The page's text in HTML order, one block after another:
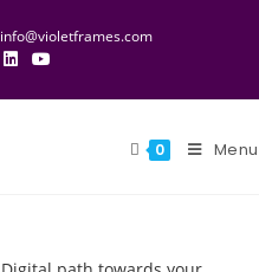
info@violetframes.com
0 Menu